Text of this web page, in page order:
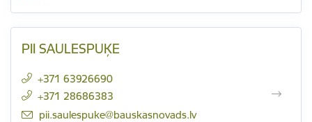
PII SAULESPUĶE
+371 63926690
+371 28686383
E-pasts:
pii.saulespuke@bauskasnovads.lv